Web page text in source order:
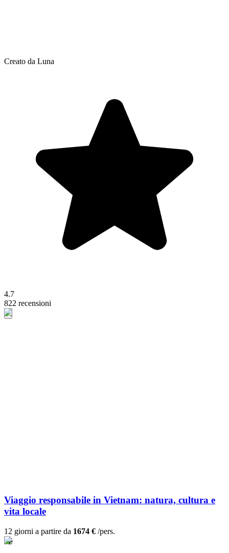
Creato da Luna
4.7
822 recensioni
Viaggio responsabile in Vietnam: natura, cultura e
vita locale
12 giorni a partire da 1674 € /pers.